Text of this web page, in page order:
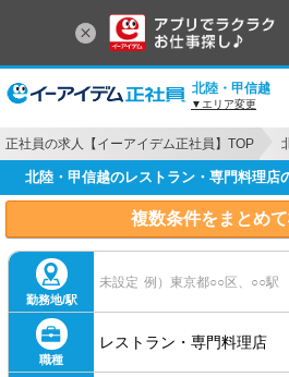
北陸・甲信越
▼エリア変更
正社員の求人【イーアイデム正社員】TOP
北陸・甲信越のレストラン・専門料理店
複数条件をまとめ
勤務地/駅
未設定 例）東京都○○区、○○駅
職種
レストラン・専門料理店